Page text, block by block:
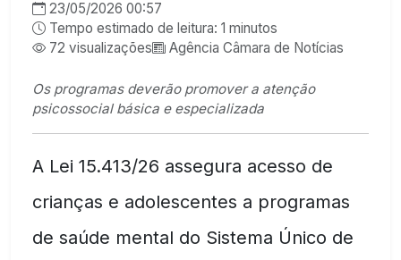
23/05/2026 00:57
Tempo estimado de leitura: 1 minutos
72 visualizações
Agência Câmara de Notícias
Os programas deverão promover a atenção
psicossocial básica e especializada
A Lei 15.413/26 assegura acesso de
crianças e adolescentes a programas
de saúde mental do Sistema Único de